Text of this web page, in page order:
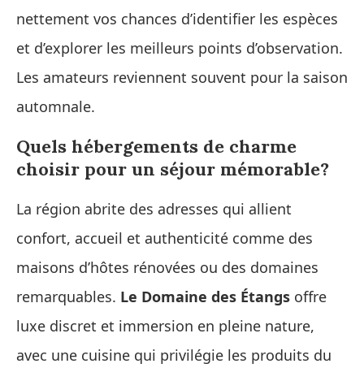
nettement vos chances d’identifier les espèces
et d’explorer les meilleurs points d’observation.
Les amateurs reviennent souvent pour la saison
automnale.
Quels hébergements de charme
choisir pour un séjour mémorable?
La région abrite des adresses qui allient
confort, accueil et authenticité comme des
maisons d’hôtes rénovées ou des domaines
remarquables. Le Domaine des Étangs offre
luxe discret et immersion en pleine nature,
avec une cuisine qui privilégie les produits du